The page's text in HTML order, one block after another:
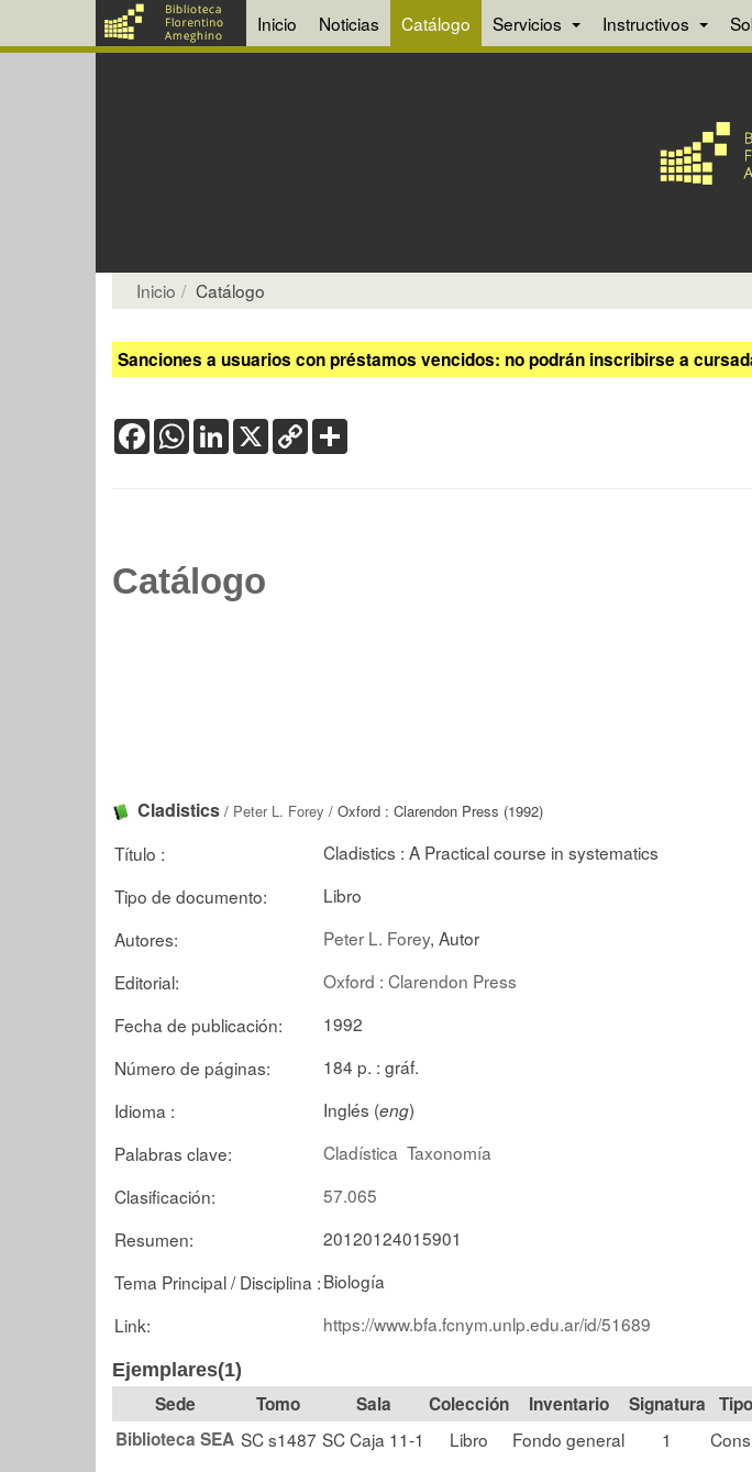
Inicio Noticias Catálogo Servicios Instructivos
Inicio Catálogo
Sanciones a usuarios con préstamos vencidos: no podrán inscribirse a
FacebookWhatsApp
LinkedIn
X Copy
Link
Catálogo
Cladistics / Peter L. Forey / Oxford : Clarendon Press (1992)
Título :
Cladistics : A Practical course in systematics
Tipo de documento:
Libro
Autores:
Peter L. Forey, Autor
Editorial:
Oxford : Clarendon Press
Fecha de publicación:
1992
Número de páginas:
184 p. : gráf.
Idioma :
Inglés (eng)
Palabras clave:
Cladística Taxonomía
Clasificación:
57.065
Resumen:
20120124015901
Tema Principal / Disciplina :Biología
Link:
https://www.bfa.fcnym.unlp.edu.ar/id/51689
Ejemplares(1)
Tomo Sala Colección Signatura
Biblioteca SEA SC s1487 SC Caja 11-1 Libro Fondo general 1